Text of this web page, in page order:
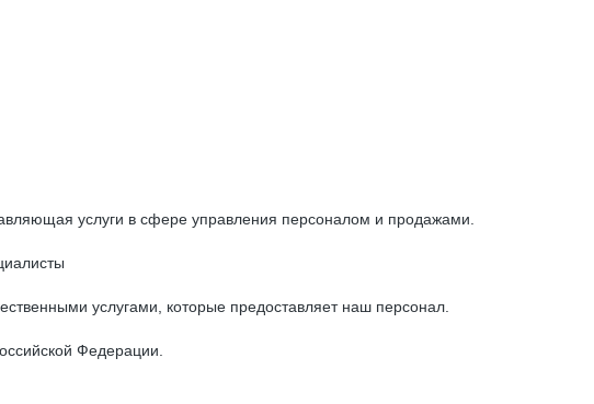
услуги в сфере управления персоналом и продажами.
услугами, которые предоставляет наш персонал.
Федерации.